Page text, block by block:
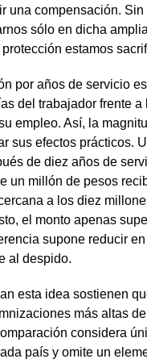
una compensación. Sin
sólo en dicha
estamos
por años de servicio
del trabajador frente a
empleo. Así, la
sus efectos prácticos.
de diez años de
un millón de pesos
a los diez
el monto apenas
supone reducir
al despido.
esta idea sostienen
más altas
considera
país y omite un